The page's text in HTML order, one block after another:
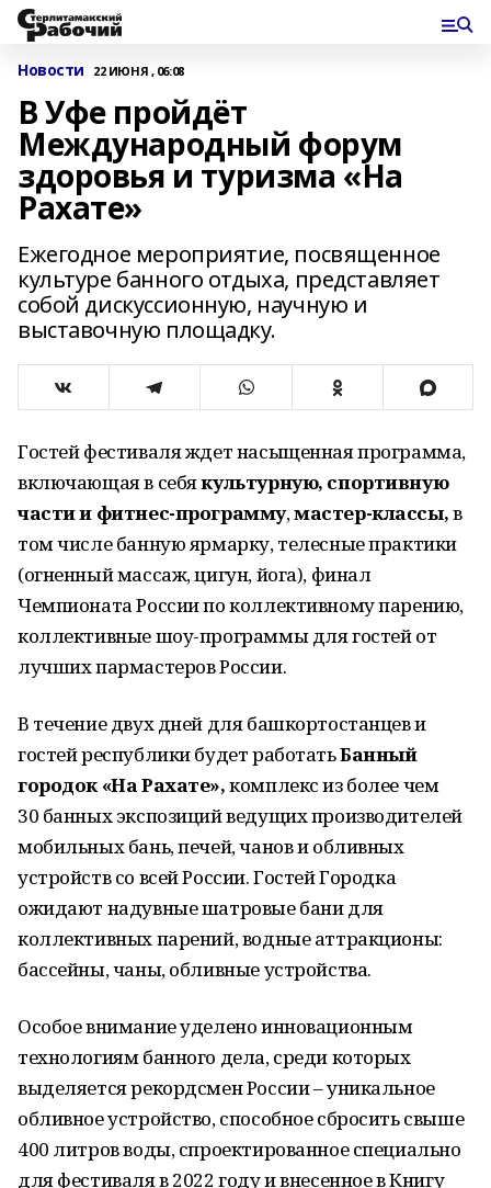
Новости 22 ИЮНЯ , 06:08
В Уфе пройдёт
Международный форум
здоровья и туризма «На
Рахате»
Ежегодное мероприятие, посвященное
культуре банного отдыха, представляет
собой дискуссионную, научную и
выставочную площадку.
Гостей фестиваля ждет насыщенная программа,
включающая в себякультурную, спортивную
части и фитнес-программу,мастер-классы,в
том числе банную ярмарку, телесные практики
(огненный массаж, цигун, йога), финал
Чемпионата России по коллективному парению,
коллективные шоу-программы для гостей от
лучших пармастеров России.
В течение двух дней для башкортостанцев и
гостей республики будет работатьБанный
городок «На Рахате»,комплекс из более чем
30 банных экспозиций ведущих производителей
мобильных бань, печей, чанов и обливных
устройств со всей России. Гостей Городка
ожидают надувные шатровые бани для
коллективных парений, водные аттракционы:
бассейны, чаны, обливные устройства.
Особое внимание уделено инновационным
технологиям банного дела, среди которых
выделяется рекордсмен России – уникальное
обливное устройство, способное сбросить свыше
400 литров воды, спроектированное специально
для фестиваля в 2022 году и внесенное в Книгу